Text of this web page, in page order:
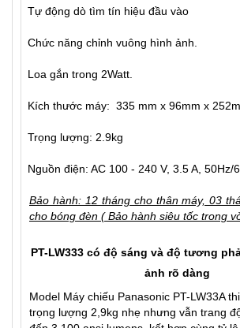
Tự động dò tìm tín hiệu đầu vào
Chức năng chỉnh vuông hình ảnh.
Loa gắn trong 2Watt.
Kích thước máy: 335 mm x 96mm x
Trọng lượng: 2.9kg
Nguồn điện: AC 100 - 240 V, 3.5 A, 50Hz/
Bảo hành: 12 tháng cho thân máy, 03
cho bóng đèn ( Bảo hành siêu tốc trong
PT-LW333 có độ sáng và độ tương
ảnh rõ dàng
Model Máy chiếu Panasonic PT-LW33A
trọng lượng 2,9kg nhẹ nhưng vẫn trang